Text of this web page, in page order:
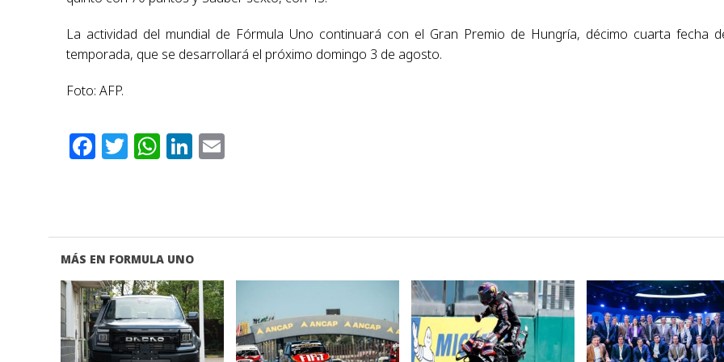
La actividad del mundial de Fórmula Uno continuará con el Gran Premio de Hungría, décimo cuarta fecha
temporada, que se desarrollará el próximo domingo 3 de agosto.
Foto: AFP.
Facebook
Twitter
WhatsApp
LinkedIn
MÁS EN FORMULA UNO
VER NOTA VER NOTA VER NOTA VER NOTA